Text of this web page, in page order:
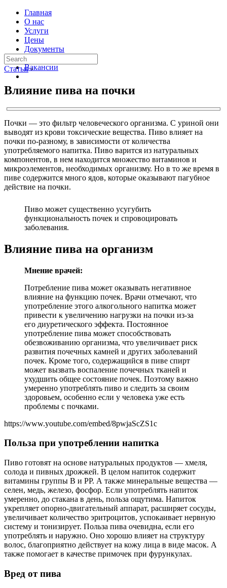
Главная
О нас
Услуги
Цены
Документы
Контакты
Вакансии
Статьи ›
Влияние пива на почки
Почки — это фильтр человеческого организма. С уриной они
выводят из крови токсические вещества. Пиво влияет на
почки по-разному, в зависимости от количества
употребляемого напитка. Пиво варится из натуральных
компонентов, в нем находится множество витаминов и
микроэлементов, необходимых организму. Но в то же время в
пиве содержится много ядов, которые оказывают пагубное
действие на почки.
Пиво может существенно усугубить
функциональность почек и спровоцировать
заболевания.
Влияние пива на организм
Мнение врачей:
Потребление пива может оказывать негативное
влияние на функцию почек. Врачи отмечают, что
употребление этого алкогольного напитка может
привести к увеличению нагрузки на почки из-за
его диуретического эффекта. Постоянное
употребление пива может способствовать
обезвоживанию организма, что увеличивает риск
развития почечных камней и других заболеваний
почек. Кроме того, содержащийся в пиве спирт
может вызвать воспаление почечных тканей и
ухудшить общее состояние почек. Поэтому важно
умеренно употреблять пиво и следить за своим
здоровьем, особенно если у человека уже есть
проблемы с почками.
https://www.youtube.com/embed/8pwjaScZS1c
Польза при употреблении напитка
Пиво готовят на основе натуральных продуктов — хмеля,
солода и пивных дрожжей. В целом напиток содержит
витамины группы В и РР. А также минеральные вещества —
селен, медь, железо, фосфор. Если употреблять напиток
умеренно, до стакана в день, польза ощутима. Напиток
укрепляет опорно-двигательный аппарат, расширяет сосуды,
увеличивает количество эритроцитов, успокаивает нервную
систему и тонизирует. Польза пива очевидна, если его
употреблять и наружно. Оно хорошо влияет на структуру
волос, благоприятно действует на кожу лица в виде масок. А
также помогает в качестве примочек при фурункулах.
Вред от пива